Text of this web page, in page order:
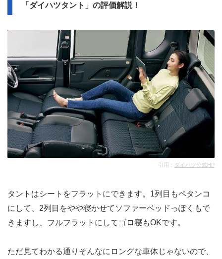
「ダイハツタント」の評価解説！
引用： ダイハツ公式HP
タントはシートをフラットにできます。1列目もペタンコ
にして、2列目をやや寝かせてソファーベッドっぽくもで
きますし、フルフラットにしてゴロ寝もOKです。
ただ見てわかる通りそんなにロングな車体じゃないので、